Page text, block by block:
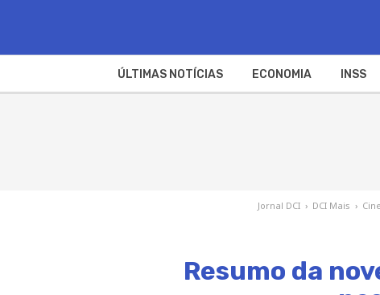
ÚLTIMAS NOTÍCIAS ECONOMIA INSS
Jornal DCI › DCI Mais ›
Resumo da